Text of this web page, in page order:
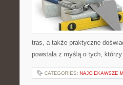
tras, a także praktyczne
powstała z myślą o tych,
CATEGORIES: NAJCIEKAWSZE